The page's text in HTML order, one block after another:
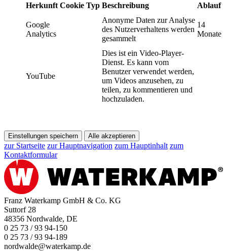
Herkunft Cookie Typ Beschreibung Ablauf
Google
Analytics
Anonyme Daten zur Analyse
des Nutzerverhaltens werden
gesammelt
14
Monate
YouTube
Dies ist ein Video-Player-
Dienst. Es kann vom
Benutzer verwendet werden,
um Videos anzusehen, zu
teilen, zu kommentieren und
hochzuladen.
Einstellungen speichern Alle akzeptieren
zur Startseite zur Hauptnavigation zum Hauptinhalt zum
Kontaktformular
Franz Waterkamp GmbH & Co. KG
Suttorf 28
48356 Nordwalde, DE
0 25 73 / 93 94-150
0 25 73 / 93 94-189
nordwalde@waterkamp.de